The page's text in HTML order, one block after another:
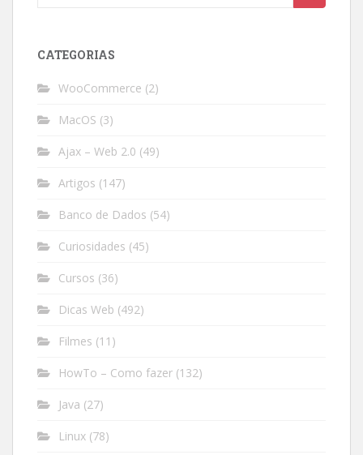
CATEGORIAS
WooCommerce (2)
MacOS (3)
Ajax – Web 2.0 (49)
Artigos (147)
Banco de Dados (54)
Curiosidades (45)
Cursos (36)
Dicas Web (492)
Filmes (11)
HowTo – Como fazer (132)
Java (27)
Linux (78)